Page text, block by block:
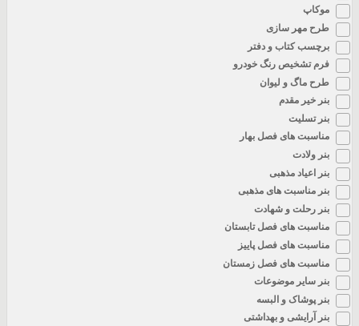
طرح مهر سازی
برچسب کتاب و دفتر
فرم تشخیص رنگ خودرو
طرح ماگ و لیوان
بنر خیر مقدم
بنر تسلیت
مناسبت های فصل بهار
بنر ولادت
بنر اعیاد مذهبی
بنر مناسبت های مذهبی
بنر رحلت و شهادت
مناسبت های فصل تابستان
مناسبت های فصل پاییز
مناسبت های فصل زمستان
بنر سایر موضوعات
بنر پوشاک و البسه
بنر آرایشی و بهداشتی